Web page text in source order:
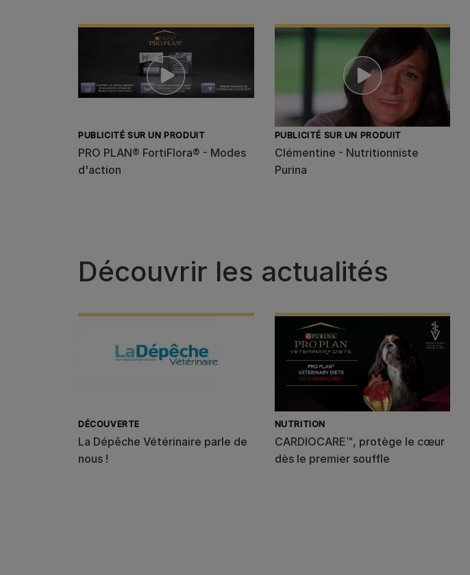
PUBLICITÉ SUR UN PRODUIT
PRO PLAN® FortiFlora® - Modes
d'action
PUBLICITÉ SUR UN PRODUIT
Clémentine - Nutritionniste
Purina
Découvrir les actualités
DÉCOUVERTE
La Dépêche Vétérinaire parle de
nous !
NUTRITION
CARDIOCARE™, protège le cœur
dès le premier souffle